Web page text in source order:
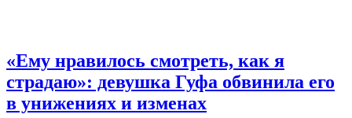
«Ему нравилось смотреть, как я
страдаю»: девушка Гуфа обвинила его
в унижениях и изменах